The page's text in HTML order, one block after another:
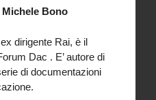
Bono
dirigente Rai, è il
Dac . E’ autore di
di documentazioni